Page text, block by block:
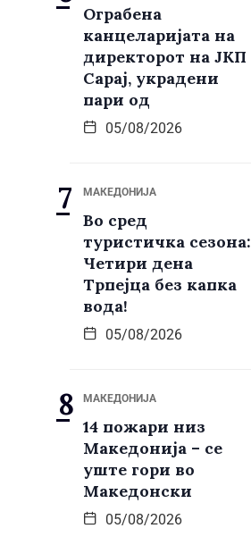
Ограбена
канцеларијата на
директорот на ЈКП
Сарај, украдени
пари од
05/08/2026
МАКЕДОНИЈА
Во сред
туристичка сезона:
Четири дена
Трпејца без капка
вода!
05/08/2026
МАКЕДОНИЈА
14 пожари низ
Македонија – се
уште гори во
Македонски
05/08/2026